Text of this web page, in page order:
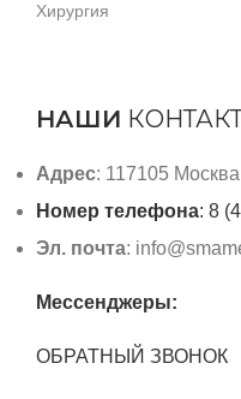
Хирургия
НАШИ
Адрес: 117105
Номер телефона: 8
Эл. почта:
Мессенджеры:
ОБРАТНЫЙ ЗВОНОК